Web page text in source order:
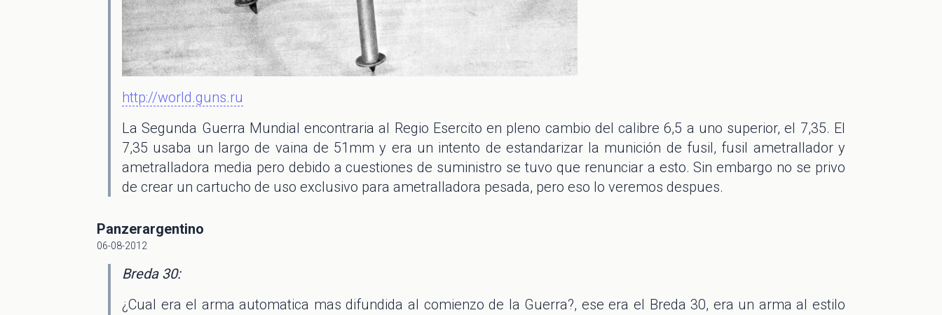
http://world.guns.ru
La Segunda Guerra Mundial encontraria al Regio Esercito en pleno cambio del calibre 6,5 a uno superior, el 7,35. El
7,35 usaba un largo de vaina de 51mm y era un intento de estandarizar la munición de fusil, fusil ametrallador y
ametralladora media pero debido a cuestiones de suministro se tuvo que renunciar a esto. Sin embargo no se privo
de crear un cartucho de uso exclusivo para ametralladora pesada, pero eso lo veremos despues.
Panzerargentino
06-08-2012
Breda 30:
¿Cual era el arma automatica mas difundida al comienzo de la Guerra?, ese era el Breda 30, era un arma al estilo